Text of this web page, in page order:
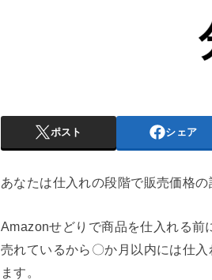
ポスト シェア
あなたは仕入れの段階で販売価格
Amazonせどりで商品を仕入れる前
売れているから〇か月以内には仕
ます。